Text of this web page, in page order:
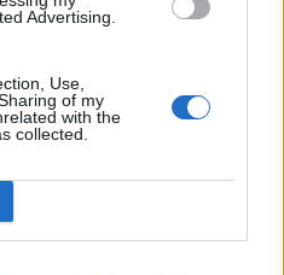
Advertising.
Use,
of my
with the
collected.